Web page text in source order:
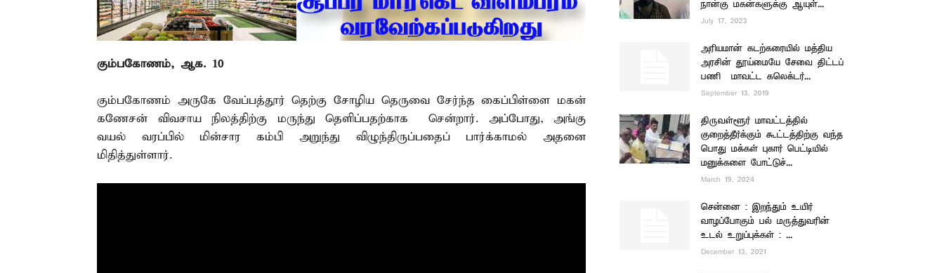
கும்பகோணம், ஆக. 10 –
கும்பகோணம் அருகே வேப்பத்தூர் தெற்கு சோழிய தெருவை சேர்ந்த கைப்பிள்ளை மகன்
கணேசன் விவசாய நிலத்திற்கு மருந்து தெளிப்பதற்காக சென்றார். அப்போது, அங்கு
வயல் வரப்பில் மின்சார கம்பி அறுந்து விழுந்திருப்பதைப் பார்க்காமல் அதனை
மிதித்துள்ளார்.
நான்கு மகன்களுக்கு ஆயுள்...
July 17, 2023
அரியமான் கடற்கரையில் மத்திய
அரசின் தூய்மையே சேவை திட்டப்
பணி – மாவட்ட கலெக்டர்...
September 13, 2019
திருவள்ளூர் மாவட்டத்தில்
குறைத்தீர்க்கும் கூட்டத்திற்கு வந்த
பொது மக்கள் புகார் பெட்டியில்
மனுக்களை போட்டுச்...
March 19, 2024
சென்னை : இறந்தும் உயிர்
வாழப்போகும் பல் மருத்துவரின்
உடல் உறுப்புக்கள் : ...
December 13, 2021